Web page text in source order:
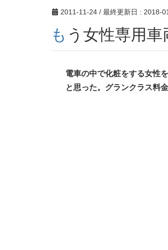
2011-11-24 / 最終更新日 : 2018-
もう女性専用
電車の中で化粧をする女性
と思った。グランクラス料